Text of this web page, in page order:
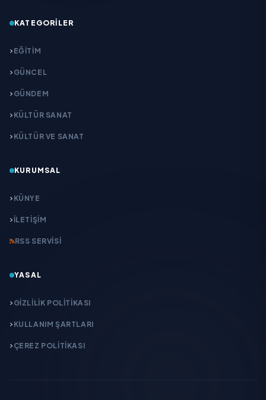
KATEGORILER
EĞITIM
GÜNCEL
GÜNDEM
KÜLTÜR SANAT
KÜLTÜR VE SANAT
KURUMSAL
KÜNYE
İLETIŞIM
RSS SERVISI
YASAL
GIZLILIK POLITIKASI
KULLANIM ŞARTLARI
ÇEREZ POLITIKASI